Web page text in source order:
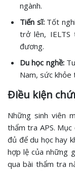
ngành.
Tiến sĩ: Tốt
trở lên, IELTS
đương.
Du học nghề:
Nam, sức
Điều kiện
Những sinh viên
thẩm tra APS.
đủ để du học hay
hợp lệ của những
qua bài thẩm tra